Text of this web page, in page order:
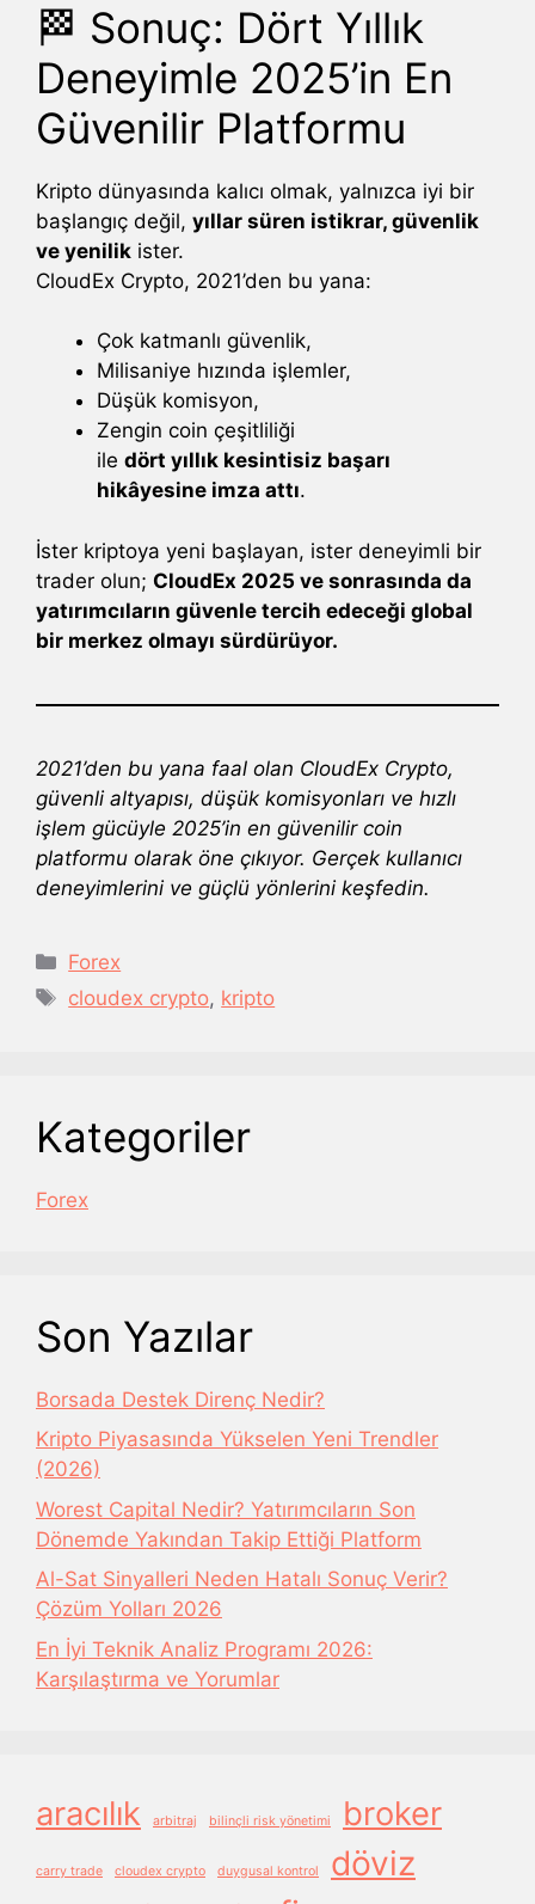
🏁 Sonuç: Dört Yıllık
Deneyimle 2025’in En
Güvenilir Platformu
Kripto dünyasında kalıcı olmak, yalnızca iyi bir
başlangıç değil, yıllar süren istikrar, güvenlik
ve yenilik ister.
CloudEx Crypto, 2021’den bu yana:
Çok katmanlı güvenlik,
Milisaniye hızında işlemler,
Düşük komisyon,
Zengin coin çeşitliliği
ile dört yıllık kesintisiz başarı
hikâyesine imza attı.
İster kriptoya yeni başlayan, ister deneyimli bir
trader olun; CloudEx 2025 ve sonrasında da
yatırımcıların güvenle tercih edeceği global
bir merkez olmayı sürdürüyor.
2021’den bu yana faal olan CloudEx Crypto,
güvenli altyapısı, düşük komisyonları ve hızlı
işlem gücüyle 2025’in en güvenilir coin
platformu olarak öne çıkıyor. Gerçek kullanıcı
deneyimlerini ve güçlü yönlerini keşfedin.
Kategoriler
Forex
Etiketler
cloudex crypto, kripto
Kategoriler
Forex
Son Yazılar
Borsada Destek Direnç Nedir?
Kripto Piyasasında Yükselen Yeni Trendler
(2026)
Worest Capital Nedir? Yatırımcıların Son
Dönemde Yakından Takip Ettiği Platform
Al-Sat Sinyalleri Neden Hatalı Sonuç Verir?
Çözüm Yolları 2026
En İyi Teknik Analiz Programı 2026:
Karşılaştırma ve Yorumlar
aracılık arbitraj bilinçli risk yönetimi broker
carry trade cloudex crypto duygusal kontrol döviz